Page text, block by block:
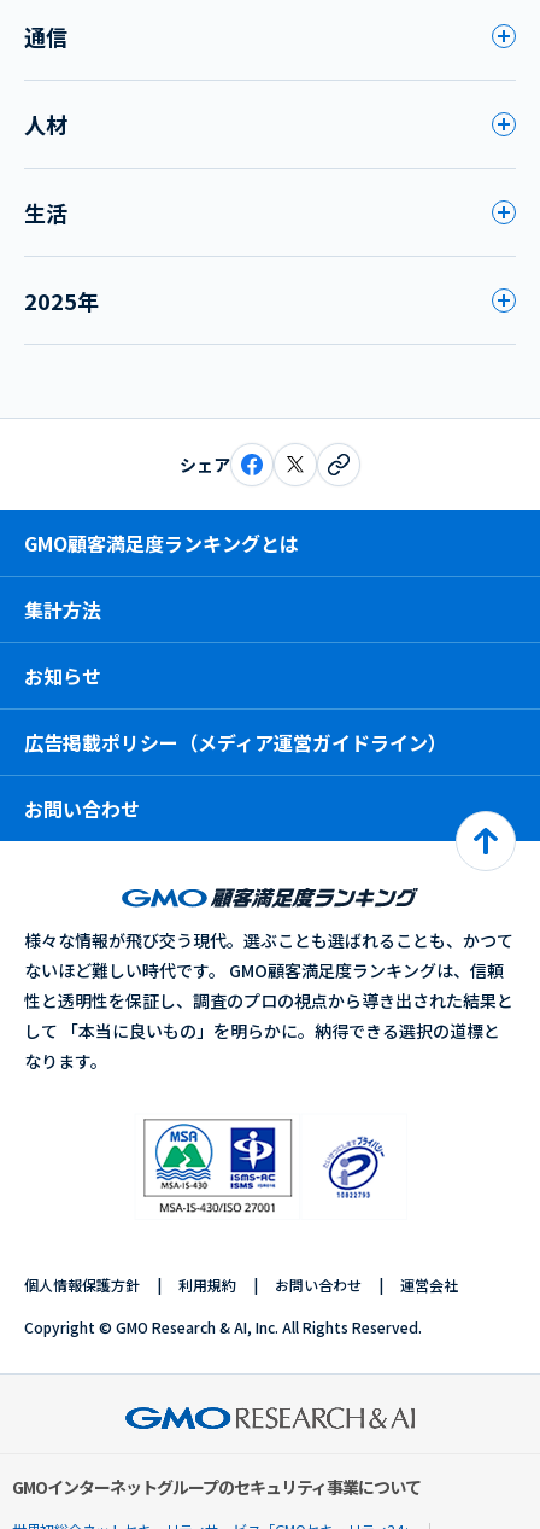
通信
人材
生活
2025年
シェア
GMO顧客満足度ランキングとは
集計方法
お知らせ
広告掲載ポリシー（メディア運営ガイドライン）
お問い合わせ
様々な情報が飛び交う現代。選ぶことも選ばれることも、かつて
ないほど難しい時代です。 GMO顧客満足度ランキングは、信頼
性と透明性を保証し、調査のプロの視点から導き出された結果と
して 「本当に良いもの」を明らかに。納得できる選択の道標と
なります。
個人情報保護方針 利用規約 お問い合わせ 運営会社
Copyright © GMO Research & AI, Inc. All Rights Reserved.
GMOインターネットグループのセキュリティ事業について